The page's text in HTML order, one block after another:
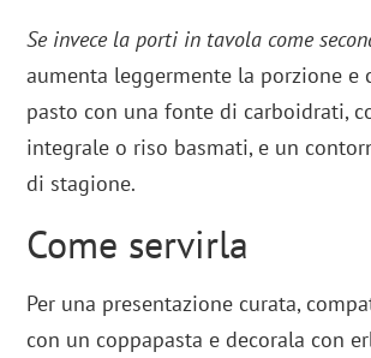
Se invece la porti in tavola come
aumenta leggermente la porzione e
pasto con una fonte di carboidrati,
integrale o riso basmati, e un
di stagione.
Come servirla
Per una presentazione curata,
con un coppapasta e decorala con